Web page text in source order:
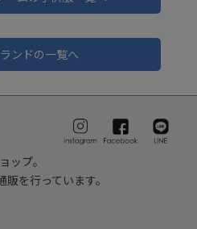
ンドの一覧へ
ップ。
を行っています。